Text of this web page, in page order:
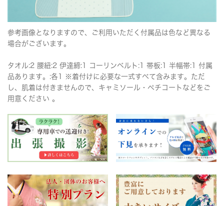
参考画像となりますので、ご利用いただく付属品は色など異なる
場合がございます。
タオル:2 腰紐:2 伊達締:1 コーリンベルト:1 帯板:1 半幅帯:1 付属
品あります。:各1 ※着付けに必要な一式すべて含みます。ただ
し、肌着は付きませんので、キャミソール・ペチコートなどをご
用意ください 。